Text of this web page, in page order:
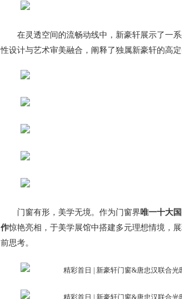
在灵透空间的流畅动线中，新豪轩展示了一系
性设计与艺术审美融合，阐释了独属新豪轩的高
门窗有形，美学无境。作为门窗界唯一十大
作惊艳亮相，于美学展馆中搭建多元理想情境，
前思考。